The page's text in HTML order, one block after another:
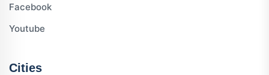
Facebook
Youtube
Cities